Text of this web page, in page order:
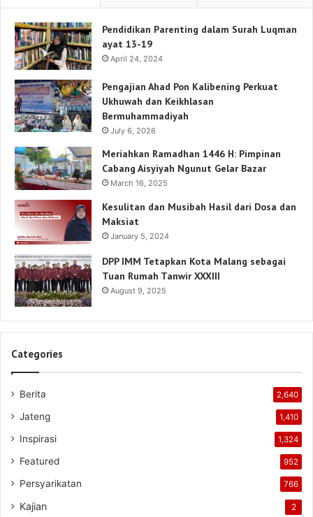
Pendidikan Parenting dalam Surah Luqman
ayat 13-19
April 24, 2024
Pengajian Ahad Pon Kalibening Perkuat
Ukhuwah dan Keikhlasan
Bermuhammadiyah
July 6, 2026
Meriahkan Ramadhan 1446 H: Pimpinan
Cabang Aisyiyah Ngunut Gelar Bazar
March 16, 2025
Kesulitan dan Musibah Hasil dari Dosa dan
Maksiat
January 5, 2024
DPP IMM Tetapkan Kota Malang sebagai
Tuan Rumah Tanwir XXXIII
August 9, 2025
Categories
Berita 2,640
Jateng 1,410
Inspirasi 1,324
Featured 952
Persyarikatan 766
Kajian 2